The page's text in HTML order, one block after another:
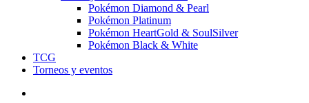
Pokémon Diamond & Pearl
Pokémon Platinum
Pokémon HeartGold & SoulSilver
Pokémon Black & White
TCG
Torneos y eventos